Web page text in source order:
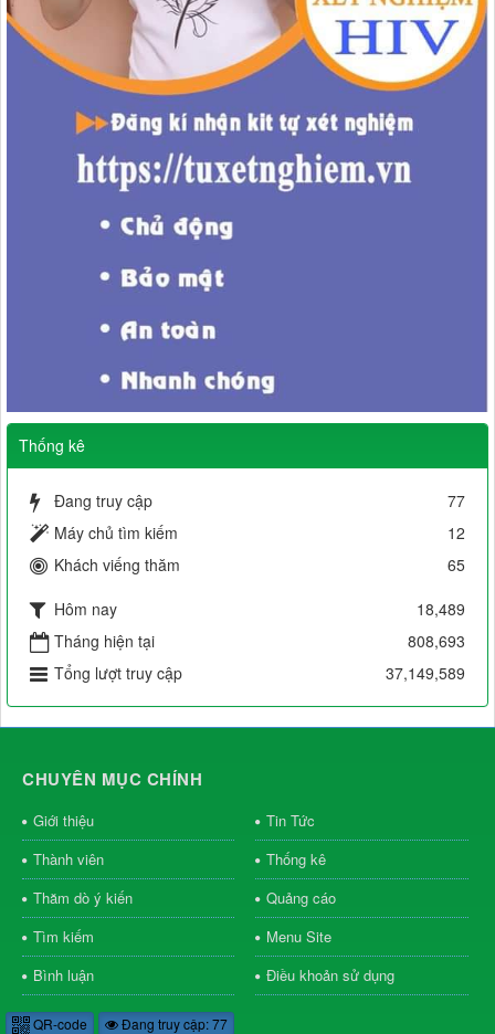
Thống kê
Đang truy cập
77
Máy chủ tìm kiếm
12
Khách viếng thăm
65
Hôm nay
18,489
Tháng hiện tại
808,693
Tổng lượt truy cập
37,149,589
CHUYÊN MỤC CHÍNH
Giới thiệu
Tin Tức
Thành viên
Thống kê
Thăm dò ý kiến
Quảng cáo
Tìm kiếm
Menu Site
Bình luận
Điều khoản sử dụng
QR-code Đang truy cập: 77